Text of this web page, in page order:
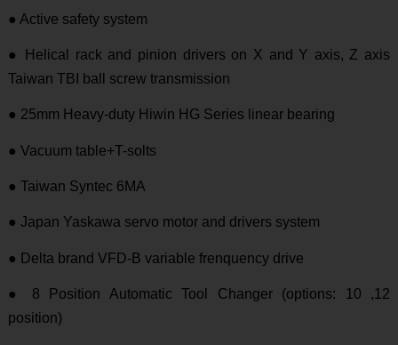
● Active safety system
● Helical rack and pinion drivers on X and Y axis, Z axis
Taiwan TBI ball screw transmission
● 25mm Heavy-duty Hiwin HG Series linear bearing
● Vacuum table+T-solts
● Taiwan Syntec 6MA
● Japan Yaskawa servo motor and drivers system
● Delta brand VFD-B variable frenquency drive
● 8 Position Automatic Tool Changer (options: 10 ,12
position)